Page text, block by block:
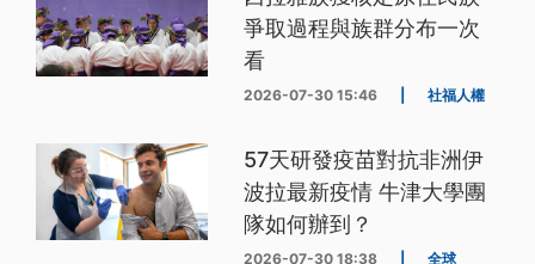
爭取過程與族群分布一次
看
2026-07-30 15:46 社福人權
57天研發疫苗對抗非洲伊
波拉最新疫情 牛津大學團
隊如何辦到？
2026-07-30 18:38 全球